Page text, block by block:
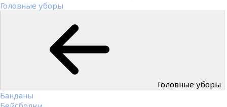
Головные уборы
Головные уборы
Банданы